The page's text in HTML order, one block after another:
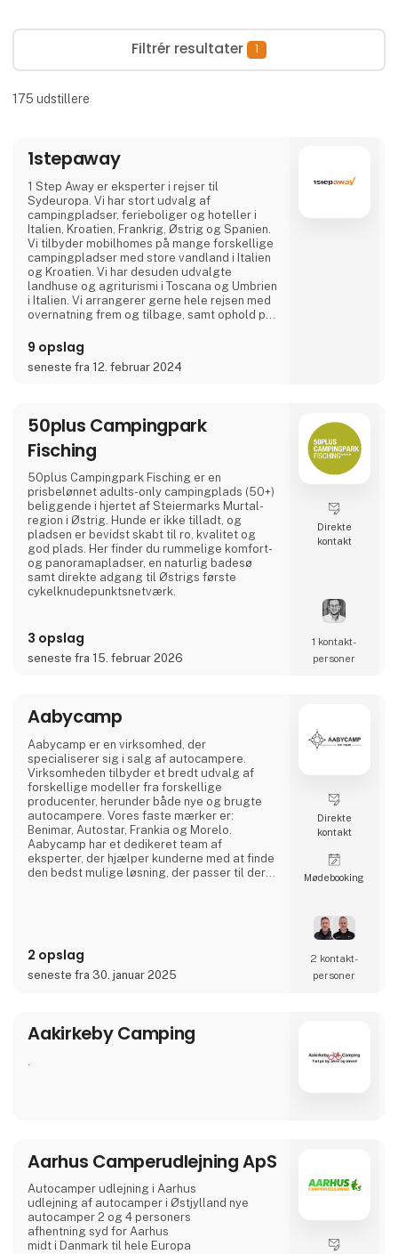
Filtrér resultater 1
175 udstillere
1stepaway
1 Step Away er eksperter i rejser til
Sydeuropa. Vi har stort udvalg af
campingpladser, ferieboliger og hoteller i
Italien, Kroatien, Frankrig, Østrig og Spanien.
Vi tilbyder mobilhomes på mange forskellige
campingpladser med store vandland i Italien
og Kroatien. Vi har desuden udvalgte
landhuse og agriturismi i Toscana og Umbrien
i Italien. Vi arrangerer gerne hele rejsen med
overnatning frem og tilbage, samt ophold på
destination. Er I en gruppe eller flere familier
der rejser sammen, kan vi flere steder
arrangere at I kommer til at bo direkte ved
9 opslag
seneste fra 12. februar 2024
50plus Campingpark
Fisching
50plus Campingpark Fisching er en
prisbelønnet adults-only campingplads (50+)
beliggende i hjertet af Steiermarks Murtal-
region i Østrig. Hunde er ikke tilladt, og
pladsen er bevidst skabt til ro, kvalitet og
god plads. Her finder du rummelige komfort-
og panoramaplads­er, en naturlig badesø
samt direkte adgang til Østrigs første
cykelknudepunktsnetværk.
pris på natur, cykling, regional gastronomi og
afslappede aftener ved vandet – i en varm og
familieejet atmosfære. 🚐🌿
3 opslag
seneste fra 15. februar 2026
Direkte
kontakt
1 kontakt­
personer
Aabycamp
Aabycamp er en virksomhed, der
specialiserer sig i salg af autocampere.
Virksomheden tilbyder et bredt udvalg af
forskellige modeller fra forskellige
producenter, herunder både nye og brugte
autocampere. Vores faste mærker er:
Benimar, Autostar, Frankia og Morelo.
Aabycamp har et dedikeret team af
eksperter, der hjælper kunderne med at finde
den bedst mulige løsning, der passer til deres
virksomheden, og de stræber efter at sikre en
god og pålidelig oplevelse for d
2 opslag
seneste fra 30. januar 2025
Direkte
kontakt
Møde­booking
2 kontakt­
personer
Aakirkeby Camping
Aarhus Camperudlejning ApS
Autocamper udlejning i Aarhus
udlejning af autocamper i Østjylland nye
autocamper 2 og 4 personers
afhentning syd for Aarhus
midt i Danmark til hele Europa